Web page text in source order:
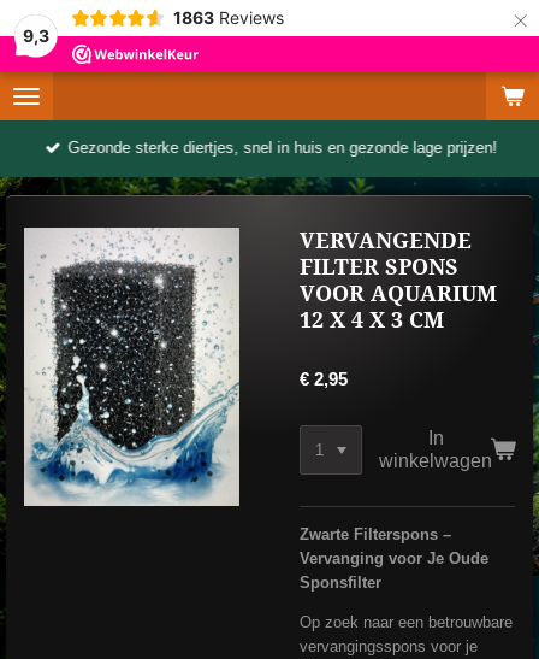
9,3
1863 Reviews ×
Gezonde sterke diertjes, snel in huis en gezonde lage prijzen!
VERVANGENDE
FILTER SPONS
VOOR AQUARIUM
12 X 4 X 3 CM
€ 2,95
In
winkelwagen
Zwarte Filterspons –
Vervanging voor Je Oude
Sponsfilter
Op zoek naar een betrouwbare
vervangingsspons voor je